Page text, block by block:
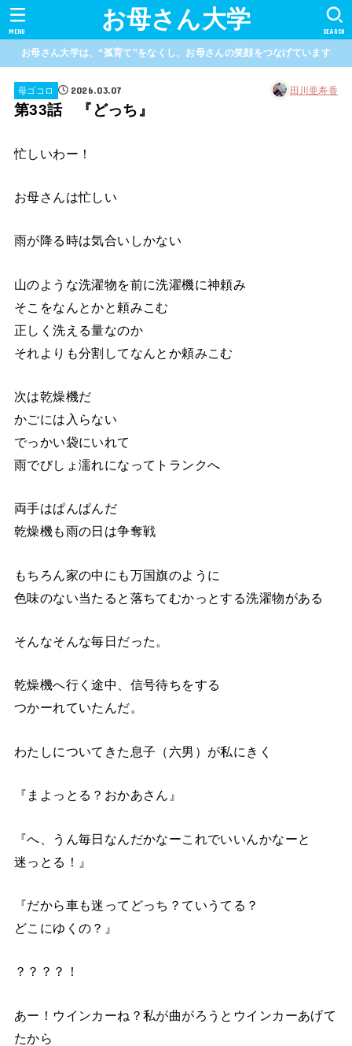
お母さん大学 SEARCH
MENU
お母さん大学は、“孤育て”をなくし、お母さんの笑顔をつなげています
母ゴコロ 2026.03.07 田川亜寿香
第33話 『どっち』
忙しいわー！
お母さんは忙しい
雨が降る時は気合いしかない
山のような洗濯物を前に洗濯機に神頼み
そこをなんとかと頼みこむ
正しく洗える量なのか
それよりも分割してなんとか頼みこむ
次は乾燥機だ
かごには入らない
でっかい袋にいれて
雨でびしょ濡れになってトランクへ
両手はぱんぱんだ
乾燥機も雨の日は争奪戦
もちろん家の中にも万国旗のように
色味のない当たると落ちてむかっとする洗濯物がある
そんなそんな毎日だった。
乾燥機へ行く途中、信号待ちをする
つかーれていたんだ。
わたしについてきた息子（六男）が私にきく
『まよっとる？おかあさん』
『へ、うん毎日なんだかなーこれでいいんかなーと
迷っとる！』
『だから車も迷ってどっち？ていうてる？
どこにゆくの？』
？？？？！
あー！ウインカーね？私が曲がろうとウインカーあげて
たから